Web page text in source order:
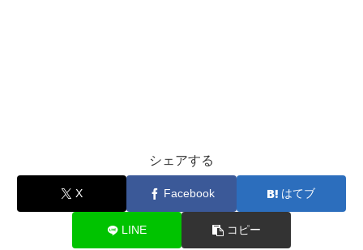
シェアする
X Facebook はてブ
LINE コピー